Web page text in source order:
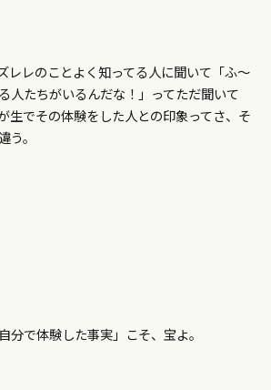
レレのことよく知ってる人に聞いて「ふ～
人たちがいるんだな！」ってただ聞いて
生でその体験をした人との印象ってさ、そ
。
分で体験した事実」こそ、宝よ。